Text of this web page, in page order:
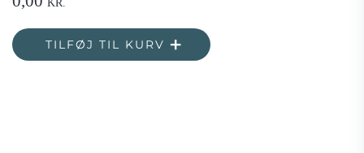
KR.
TILFØJ TIL KURV